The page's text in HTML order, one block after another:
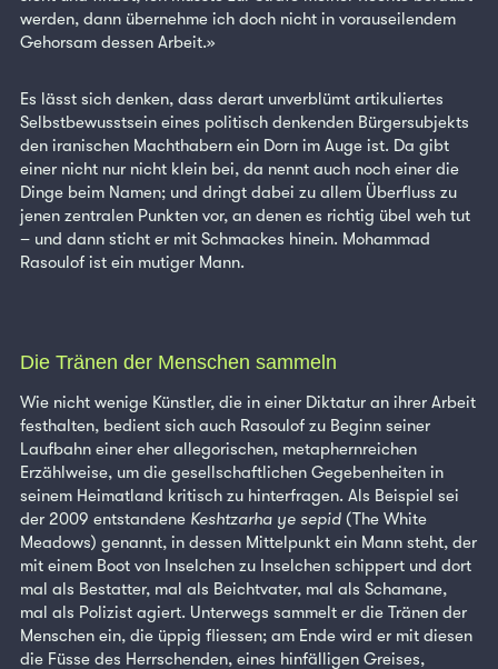
werden, dann übernehme ich doch nicht in vorauseilendem
Gehorsam dessen Arbeit.»
Es lässt sich denken, dass derart unverblümt artikuliertes
Selbstbewusstsein eines politisch denkenden Bürgersubjekts
den iranischen Machthabern ein Dorn im Auge ist. Da gibt
einer nicht nur nicht klein bei, da nennt auch noch einer die
Dinge beim Namen; und dringt dabei zu allem Überfluss zu
jenen zentralen Punkten vor, an denen es richtig übel weh tut
– und dann sticht er mit Schmackes hinein. Mohammad
Rasoulof ist ein mutiger Mann.
Die Tränen der Menschen sammeln
Wie nicht wenige Künstler, die in einer Diktatur an ihrer Arbeit
festhalten, bedient sich auch Rasoulof zu Beginn seiner
Laufbahn einer eher allegorischen, metaphernreichen
Erzählweise, um die gesellschaftlichen Gegebenheiten in
seinem Heimatland kritisch zu hinterfragen. Als Beispiel sei
der 2009 entstandene Keshtzarha ye sepid (The White
Meadows) genannt, in dessen Mittelpunkt ein Mann steht, der
mit einem Boot von Inselchen zu Inselchen schippert und dort
mal als Bestatter, mal als Beichtvater, mal als Schamane,
mal als Polizist agiert. Unterwegs sammelt er die Tränen der
Menschen ein, die üppig fliessen; am Ende wird er mit diesen
die Füsse des Herrschenden, eines hinfälligen Greises,